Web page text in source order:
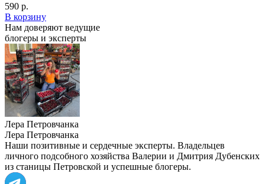
590 р.
В корзину
Нам доверяют ведущие
блогеры и эксперты
Лера Петровчанка
Лера Петровчанка
Наши позитивные и сердечные эксперты. Владельцев
личного подсобного хозяйства Валерии и Дмитрия Дубенских
из станицы Петровской и успешные блогеры.